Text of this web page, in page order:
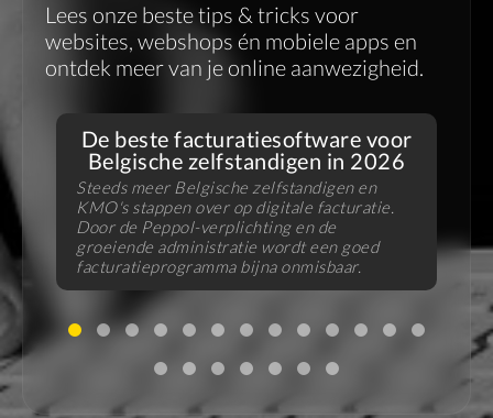
Lees onze beste tips & tricks voor
websites, webshops én mobiele apps en
ontdek meer van je online aanwezigheid.
De beste facturatiesoftware voor
Belgische zelfstandigen in 2026
Steeds meer Belgische zelfstandigen en
KMO's stappen over op digitale facturatie.
Door de Peppol-verplichting en de
groeiende administratie wordt een goed
facturatieprogramma bijna onmisbaar.